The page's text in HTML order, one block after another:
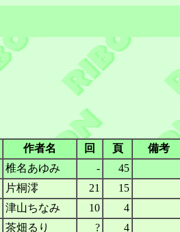
作者名 回 頁 備考
椎名あゆみ - 45
片桐澪 21
15
津山ちなみ 10 4
茶畑るり ?
4